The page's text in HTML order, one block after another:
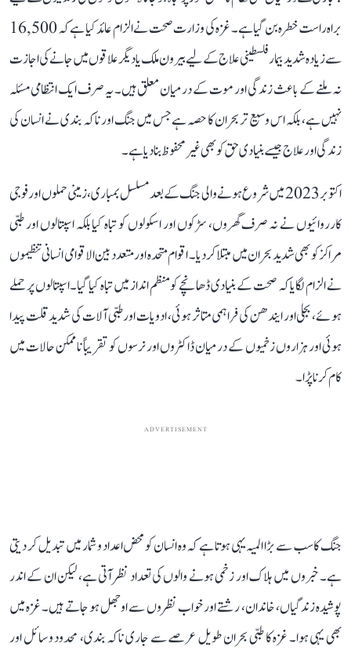
براہ راست خطرہ بن گیا ہے۔ غزہ کی وزارت صحت نے الزام عائد کیا ہے کہ 16,500
سے زیادہ شدید بیمار فلسطینی علاج کے لیے بیرون ملک یا دیگر علاقوں میں جانے کی اجازت
نہ ملنے کے باعث زندگی اور موت کے درمیان معلق ہیں۔ یہ صرف ایک انتظامی مسئلہ
نہیں ہے، بلکہ اس وسیع تر بحران کا حصہ ہے جس میں جنگ اور ناکہ بندی نے انسان کی
زندگی اور علاج جیسے بنیادی حق کو بھی غیر محفوظ بنا دیا ہے۔
اکتوبر 2023 میں شروع ہونے والی جنگ کے بعد مسلسل بمباری، زمینی حملوں اور فوجی
کارروائیوں نے نہ صرف گھروں، سڑکوں اور اسکولوں کو تباہ کیا بلکہ اسپتالوں اور طبی
مراکز کو بھی شدید بحران میں مبتلا کر دیا۔ اقوام متحدہ اور متعدد بین الاقوامی انسانی تنظیموں
نے الزام لگایا کہ صحت کے بنیادی ڈھانچے کو منظم انداز میں تباہ کیا گیا۔ اسپتالوں پر حملے
ہوئے، بجلی اور ایندھن کی فراہمی متاثر ہوئی، ادویات اور طبی آلات کی شدید قلت پیدا
ہوئی اور ہزاروں زخمیوں کے درمیان ڈاکٹروں اور نرسوں کو تقریباً ناممکن حالات میں
کام کرنا پڑا۔
ADVERTISEMENT
جنگ کا سب سے بڑا المیہ یہی ہوتا ہے کہ وہ انسان کو محض اعداد و شمار میں تبدیل کر دیتی
ہے۔ خبروں میں ہلاک اور زخمی ہونے والوں کی تعداد نظر آتی ہے، لیکن ان کے اندر
پوشیدہ زندگیاں، خاندان، رشتے اور خواب نظروں سے اوجھل ہو جاتے ہیں۔ غزہ میں
بھی یہی ہوا۔ غزہ کا طبی بحران طویل عرصے سے جاری ناکہ بندی، محدود وسائل اور